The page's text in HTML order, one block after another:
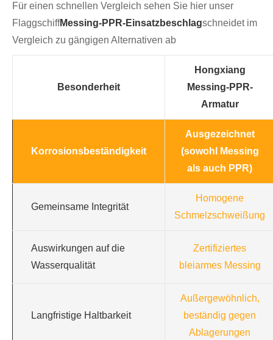
Für einen schnellen Vergleich sehen Sie hier unser
FlaggschiffMessing-PPR-Einsatzbeschlagschneidet im
Vergleich zu gängigen Alternativen ab
Besonderheit
Hongxiang
Messing-PPR-
Armatur
Korrosionsbeständigkeit
Ausgezeichnet
(sowohl Messing
als auch PPR)
Gemeinsame Integrität
Homogene
Schmelzschweißung
Auswirkungen auf die
Wasserqualität
Zertifiziertes
bleiarmes Messing
Langfristige Haltbarkeit
Außergewöhnlich,
beständig gegen
Ablagerungen